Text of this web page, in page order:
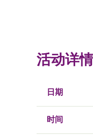
活动详
日期
时间